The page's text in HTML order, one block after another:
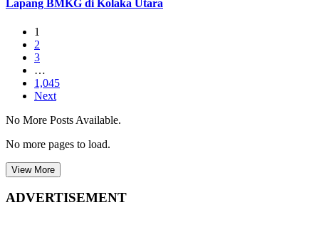
Lapang BMKG di Kolaka Utara
1
2
3
…
1,045
Next
No More Posts Available.
No more pages to load.
View More
ADVERTISEMENT